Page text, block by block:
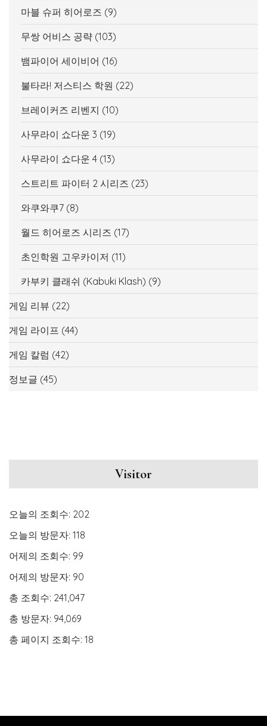
마블 슈퍼 히어로즈 (9)
무쌍 어비스 공략 (103)
뱀파이어 세이비어 (16)
불타라! 저스티스 학원 (22)
브레이커즈 리벤지 (10)
사무라이 쇼다운 3 (19)
사무라이 쇼다운 4 (13)
스트리트 파이터 2 시리즈 (23)
와쿠와쿠7 (8)
월드 히어로즈 시리즈 (17)
초인학원 고우카이저 (11)
카부키 클래쉬 (Kabuki Klash) (9)
게임 리뷰 (22)
게임 라이프 (44)
게임 칼럼 (42)
정보글 (45)
Visitor
오늘의 조회수: 202
오늘의 방문자: 118
어제의 조회수: 99
어제의 방문자: 90
총 조회수: 241,047
총 방문자: 94,069
총 페이지 조회수: 18